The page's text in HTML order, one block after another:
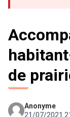
de
Anonyme
21/07/2021